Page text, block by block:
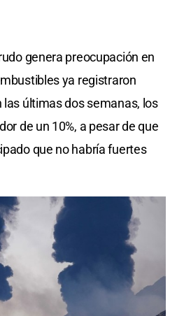
genera preocupación en
ya registraron
últimas dos semanas, los
de un 10%, a pesar de que
que no habría fuertes